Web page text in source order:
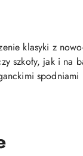
klasyki z
szkoły, jak i na
spodniami